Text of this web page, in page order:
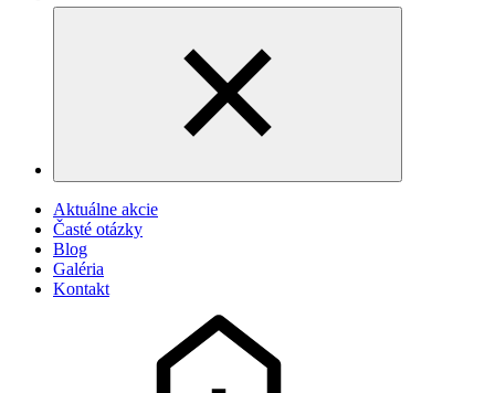
Aktuálne akcie
Časté otázky
Blog
Galéria
Kontakt